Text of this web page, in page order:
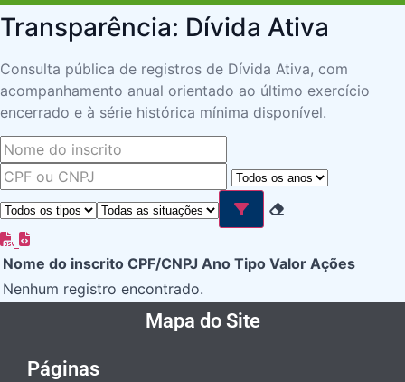
Transparência: Dívida Ativa
Consulta pública de registros de Dívida Ativa, com
acompanhamento anual orientado ao último exercício
encerrado e à série histórica mínima disponível.
Nome do inscrito CPF/CNPJ Ano Tipo Valor Ações
Nenhum registro encontrado.
Mapa do Site
Páginas